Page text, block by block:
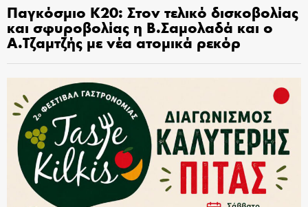
Παγκόσμιο Κ20: Στον τελικό δισκοβολίας
και σφυροβολίας η Β.Σαμολαδά και ο
Α.Τζαμτζής με νέα ατομικά ρεκόρ